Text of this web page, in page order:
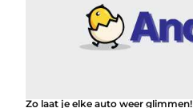
Zo laat je elke auto weer glimmen!